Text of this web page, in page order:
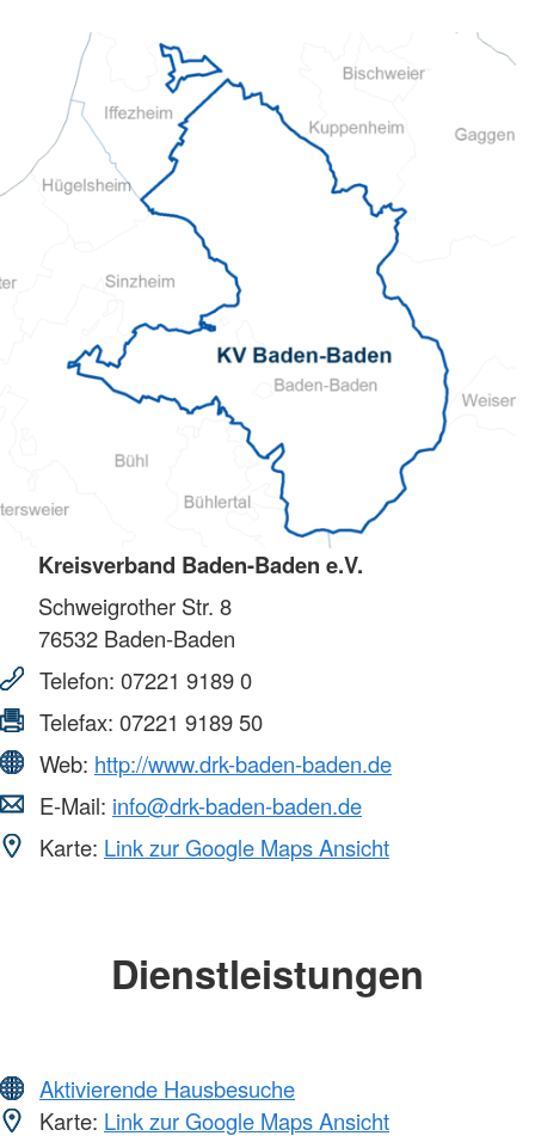
Kreisverband Baden-Baden e.V.
Schweigrother Str. 8
76532 Baden-Baden
Telefon: 07221 9189 0
Telefax: 07221 9189 50
Web: http://www.drk-baden-baden.de
E-Mail: info@drk-baden-baden.de
Karte: Link zur Google Maps Ansicht
Dienstleistungen
Aktivierende Hausbesuche
Karte: Link zur Google Maps Ansicht